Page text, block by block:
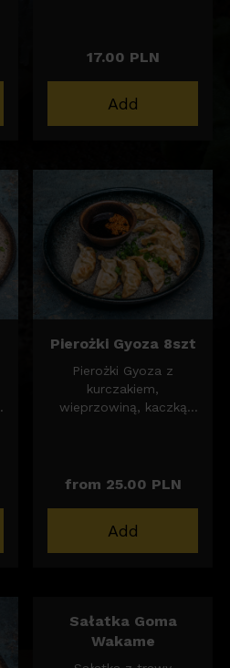
17.00 PLN
Add
Pierożki Gyoza 8szt
Pierożki Gyoza z
kurczakiem,
wieprzowiną, kaczką
from 25.00 PLN
Add
Sałatka Goma
Wakame